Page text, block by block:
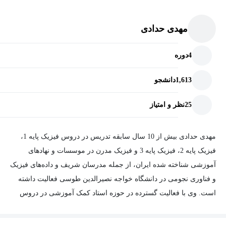
مناسب است. همچنین تمامی علاقه‌مندان به مباحث فیزیک می‌توانند از
مهدی حدادی
4دوره
1,613دانشجو
25نظر و امتیاز
مهدی حدادی بیش از 10 سال سابقه تدریس در دروس فیزیک پایه 1،
فیزیک پایه 2، فیزیک پایه 3 و فیزیک مدرن در موسسات و نهادهای
آموزشی شناخته شده ایران، از جمله مدرسان شریف و داده‌های فیزیک
و فناوری نجومی در دانشگاه خواجه نصیرالدین طوسی فعالیت داشته
است. وی با فعالیت گسترده در حوزه استاد کمک آموزشی در دروس